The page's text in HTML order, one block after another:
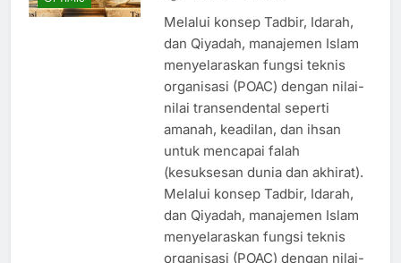
Melalui konsep Tadbir, Idarah,
dan Qiyadah, manajemen Islam
menyelaraskan fungsi teknis
organisasi (POAC) dengan nilai-
nilai transendental seperti
amanah, keadilan, dan ihsan
untuk mencapai falah
(kesuksesan dunia dan akhirat).
Melalui konsep Tadbir, Idarah,
dan Qiyadah, manajemen Islam
menyelaraskan fungsi teknis
organisasi (POAC) dengan nilai-